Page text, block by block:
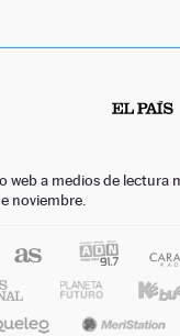
web a medios de
noviembre.